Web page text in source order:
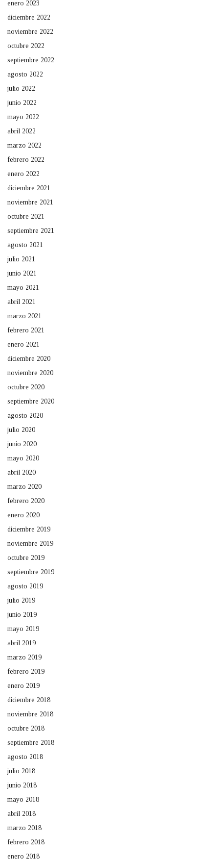
enero 2023
diciembre 2022
noviembre 2022
octubre 2022
septiembre 2022
agosto 2022
julio 2022
junio 2022
mayo 2022
abril 2022
marzo 2022
febrero 2022
enero 2022
diciembre 2021
noviembre 2021
octubre 2021
septiembre 2021
agosto 2021
julio 2021
junio 2021
mayo 2021
abril 2021
marzo 2021
febrero 2021
enero 2021
diciembre 2020
noviembre 2020
octubre 2020
septiembre 2020
agosto 2020
julio 2020
junio 2020
mayo 2020
abril 2020
marzo 2020
febrero 2020
enero 2020
diciembre 2019
noviembre 2019
octubre 2019
septiembre 2019
agosto 2019
julio 2019
junio 2019
mayo 2019
abril 2019
marzo 2019
febrero 2019
enero 2019
diciembre 2018
noviembre 2018
octubre 2018
septiembre 2018
agosto 2018
julio 2018
junio 2018
mayo 2018
abril 2018
marzo 2018
febrero 2018
enero 2018